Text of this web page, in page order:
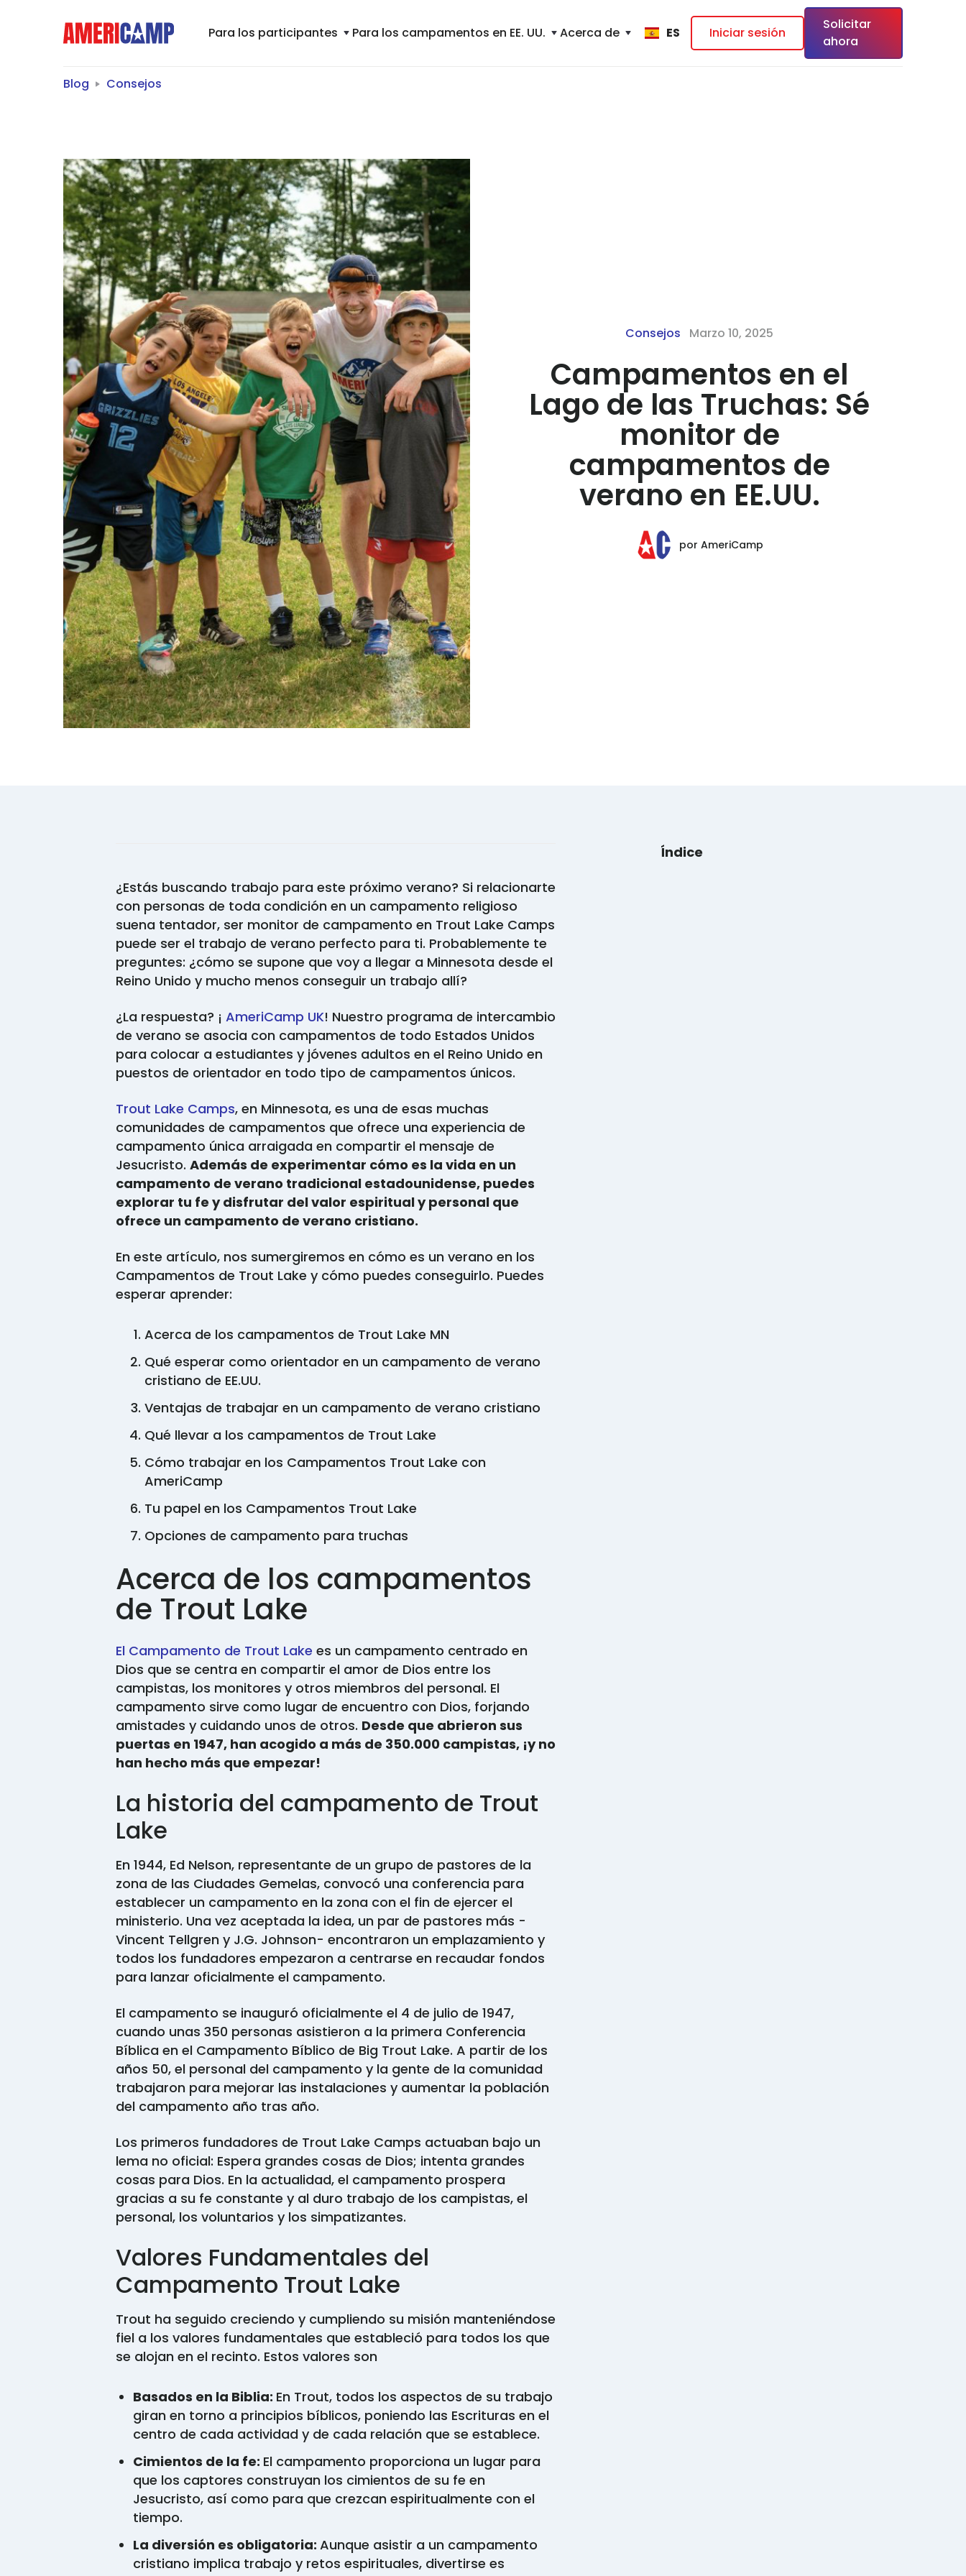
Para los participantes Para los campamentos en EE. UU. Acerca de ES Iniciar sesión
Solicitar
ahora
Blog Consejos
Consejos Marzo 10, 2025
Campamentos en el
Lago de las Truchas: Sé
monitor de
campamentos de
verano en EE.UU.
por AmeriCamp
¿Estás buscando trabajo para este próximo verano? Si relacionarte
con personas de toda condición en un campamento religioso
suena tentador, ser monitor de campamento en Trout Lake Camps
puede ser el trabajo de verano perfecto para ti. Probablemente te
preguntes: ¿cómo se supone que voy a llegar a Minnesota desde el
Reino Unido y mucho menos conseguir un trabajo allí?
¿La respuesta? ¡AmeriCamp UK! Nuestro programa de intercambio
de verano se asocia con campamentos de todo Estados Unidos
para colocar a estudiantes y jóvenes adultos en el Reino Unido en
puestos de orientador en todo tipo de campamentos únicos.
Trout Lake Camps, en Minnesota, es una de esas muchas
comunidades de campamentos que ofrece una experiencia de
campamento única arraigada en compartir el mensaje de
Jesucristo.Además de experimentar cómo es la vida en un
campamento de verano tradicional estadounidense, puedes
explorar tu fe y disfrutar del valor espiritual y personal que
ofrece un campamento de verano cristiano.
En este artículo, nos sumergiremos en cómo es un verano en los
Campamentos de Trout Lake y cómo puedes conseguirlo. Puedes
esperar aprender:
Acerca de los campamentos de Trout Lake MN
Qué esperar como orientador en un campamento de verano
cristiano de EE.UU.
Ventajas de trabajar en un campamento de verano cristiano
Qué llevar a los campamentos de Trout Lake
Cómo trabajar en los Campamentos Trout Lake con
AmeriCamp
Tu papel en los Campamentos Trout Lake
Opciones de campamento para truchas
Acerca de los campamentos
de Trout Lake
El Campamento de Trout Lakees un campamento centrado en
Dios que se centra en compartir el amor de Dios entre los
campistas, los monitores y otros miembros del personal. El
campamento sirve como lugar de encuentro con Dios, forjando
amistades y cuidando unos de otros. Desde que abrieron sus
puertas en 1947, han acogido a más de 350.000 campistas, ¡y no
han hecho más que empezar!
La historia del campamento de Trout
Lake
En 1944, Ed Nelson, representante de un grupo de pastores de la
zona de las Ciudades Gemelas, convocó una conferencia para
establecer un campamento en la zona con el fin de ejercer el
ministerio. Una vez aceptada la idea, un par de pastores más -
Vincent Tellgren y J.G. Johnson- encontraron un emplazamiento y
todos los fundadores empezaron a centrarse en recaudar fondos
para lanzar oficialmente el campamento.
El campamento se inauguró oficialmente el 4 de julio de 1947,
cuando unas 350 personas asistieron a la primera Conferencia
Bíblica en el Campamento Bíblico de Big Trout Lake. A partir de los
años 50, el personal del campamento y la gente de la comunidad
trabajaron para mejorar las instalaciones y aumentar la población
del campamento año tras año.
Los primeros fundadores de Trout Lake Camps actuaban bajo un
lema no oficial: Espera grandes cosas de Dios; intenta grandes
cosas para Dios. En la actualidad, el campamento prospera
gracias a su fe constante y al duro trabajo de los campistas, el
personal, los voluntarios y los simpatizantes.
Valores Fundamentales del
Campamento Trout Lake
Trout ha seguido creciendo y cumpliendo su misión manteniéndose
fiel a los valores fundamentales que estableció para todos los que
se alojan en el recinto. Estos valores son
Basados en la Biblia: En Trout, todos los aspectos de su trabajo
giran en torno a principios bíblicos, poniendo las Escrituras en el
centro de cada actividad y de cada relación que se establece.
Cimientos de la fe: El campamento proporciona un lugar para
que los captores construyan los cimientos de su fe en
Jesucristo, así como para que crezcan espiritualmente con el
tiempo.
La diversión es obligatoria:Aunque asistir a un campamento
cristiano implica trabajo y retos espirituales, divertirse es
Índice